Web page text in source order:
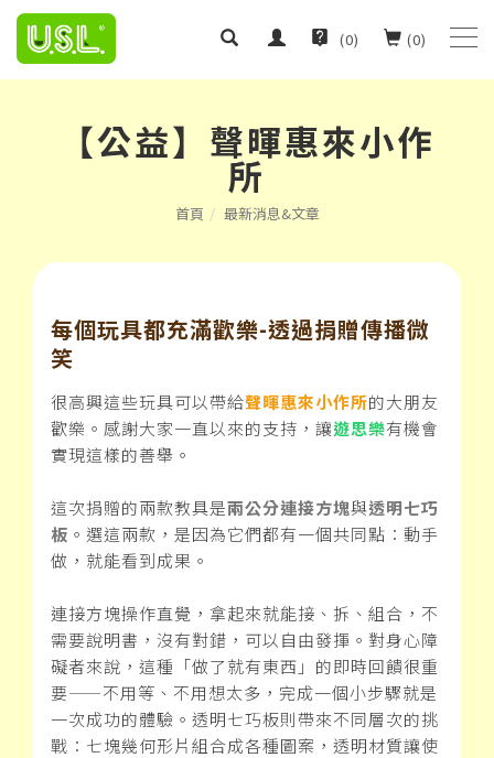
(0)
(0)
【公益】聲暉惠來小作
所
首頁 最新消息&文章
每個玩具都充滿歡樂-透過捐贈傳播微
笑
很高興這些玩具可以帶給聲暉惠來小作所的大朋友
歡樂。感謝大家一直以來的支持，讓遊思樂有機會
實現這樣的善舉。
這次捐贈的兩款教具是兩公分連接方塊與透明七巧
板 。選這兩款，是因為它們都有一個共同點：動手
做，就能看到成果。
連接方塊操作直覺，拿起來就能接、拆、組合，不
需要說明書，沒有對錯，可以自由發揮。對身心障
礙者來說，這種「做了就有東西」的即時回饋很重
要——不用等、不用想太多，完成一個小步驟就是
一次成功的體驗。透明七巧板則帶來不同層次的挑
戰：七塊幾何形片組合成各種圖案，透明材質讓使